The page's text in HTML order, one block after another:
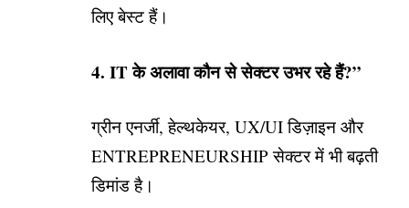
लिए बेस्ट हैं।
4. IT के अलावा कौन से सेक्टर उभर रहे हैं?”
ग्रीन एनर्जी, हेल्थकेयर, UX/UI डिज़ाइन और
ENTREPRENEURSHIP सेक्टर में भी बढ़ती
डिमांड है।